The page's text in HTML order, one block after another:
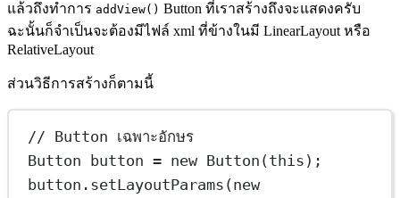
แล้วถึงทำการ addView() Button ที่เราสร้างถึงจะแสดงครับ
ฉะนั้นก็จำเป็นจะต้องมีไฟล์ xml ที่ข้างในมี LinearLayout หรือ
RelativeLayout
ส่วนวิธีการสร้างก็ตามนี้
// Button เฉพาะอักษร
Button button = new Button (this );
button. setLayoutParams (new